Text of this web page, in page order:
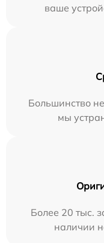
ваше
Большинство
мы
Более 20 тыс.
наличии